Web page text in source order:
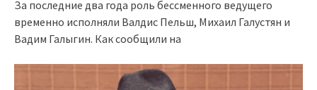
За последние два года роль бессменного ведущего
временно исполняли Валдис Пельш, Михаил Галустян и
Вадим Галыгин. Как сообщили на